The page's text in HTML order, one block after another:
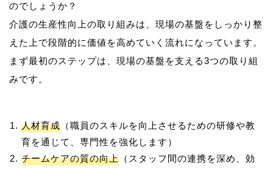
のでしょうか？
介護の生産性向上の取り組みは、現場の基盤をしっかり整
えた上で段階的に価値を高めていく流れになっています。
まず最初のステップは、現場の基盤を支える3つの取り組
人材育成 （職員のスキルを向上させるための研修や教
育を通じて、専門性を強化します）
チームケアの質の向上 （スタッフ間の連携を深め、効